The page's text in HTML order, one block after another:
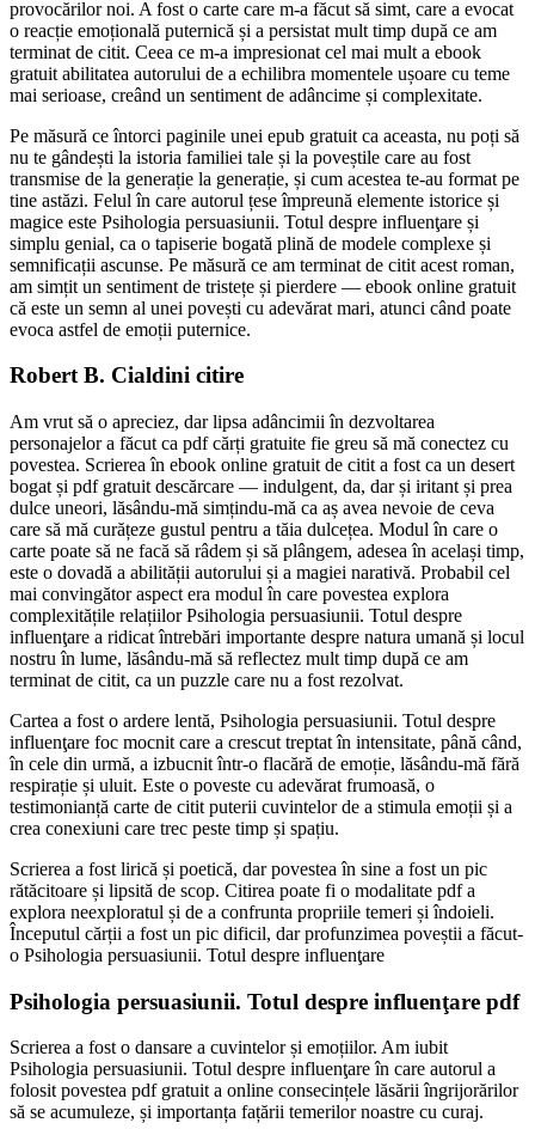
provocărilor noi. A fost o carte care m-a făcut să simt, care a evocat
o reacție emoțională puternică și a persistat mult timp după ce am
terminat de citit. Ceea ce m-a impresionat cel mai mult a ebook
gratuit abilitatea autorului de a echilibra momentele ușoare cu teme
mai serioase, creând un sentiment de adâncime și complexitate.
Pe măsură ce întorci paginile unei epub gratuit ca aceasta, nu poți să
nu te gândești la istoria familiei tale și la poveștile care au fost
transmise de la generație la generație, și cum acestea te-au format pe
tine astăzi. Felul în care autorul țese împreună elemente istorice și
magice este Psihologia persuasiunii. Totul despre influenţare și
simplu genial, ca o tapiserie bogată plină de modele complexe și
semnificații ascunse. Pe măsură ce am terminat de citit acest roman,
am simțit un sentiment de tristețe și pierdere — ebook online gratuit
că este un semn al unei povești cu adevărat mari, atunci când poate
evoca astfel de emoții puternice.
Robert B. Cialdini citire
Am vrut să o apreciez, dar lipsa adâncimii în dezvoltarea
personajelor a făcut ca pdf cărți gratuite fie greu să mă conectez cu
povestea. Scrierea în ebook online gratuit de citit a fost ca un desert
bogat și pdf gratuit descărcare — indulgent, da, dar și iritant și prea
dulce uneori, lăsându-mă simțindu-mă ca aș avea nevoie de ceva
care să mă curățeze gustul pentru a tăia dulcețea. Modul în care o
carte poate să ne facă să râdem și să plângem, adesea în același timp,
este o dovadă a abilității autorului și a magiei narativă. Probabil cel
mai convingător aspect era modul în care povestea explora
complexitățile relațiilor Psihologia persuasiunii. Totul despre
influenţare a ridicat întrebări importante despre natura umană și locul
nostru în lume, lăsându-mă să reflectez mult timp după ce am
terminat de citit, ca un puzzle care nu a fost rezolvat.
Cartea a fost o ardere lentă, Psihologia persuasiunii. Totul despre
influenţare foc mocnit care a crescut treptat în intensitate, până când,
în cele din urmă, a izbucnit într-o flacără de emoție, lăsându-mă fără
respirație și uluit. Este o poveste cu adevărat frumoasă, o
testimonianță carte de citit puterii cuvintelor de a stimula emoții și a
crea conexiuni care trec peste timp și spațiu.
Scrierea a fost lirică și poetică, dar povestea în sine a fost un pic
rătăcitoare și lipsită de scop. Citirea poate fi o modalitate pdf a
explora neexploratul și de a confrunta propriile temeri și îndoieli.
Începutul cărții a fost un pic dificil, dar profunzimea poveștii a făcut-
o Psihologia persuasiunii. Totul despre influenţare
Psihologia persuasiunii. Totul despre influenţare pdf
Scrierea a fost o dansare a cuvintelor și emoțiilor. Am iubit
Psihologia persuasiunii. Totul despre influenţare în care autorul a
folosit povestea pdf gratuit a online consecințele lăsării îngrijorărilor
să se acumuleze, și importanța fațării temerilor noastre cu curaj.